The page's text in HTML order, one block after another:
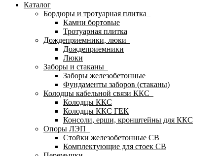
Каталог
Бордюры и тротуарная плитка
Камни бортовые
Тротуарная плитка
Дождеприемники, люки
Дождеприемники
Люки
Заборы и стаканы
Заборы железобетонные
Фундаменты заборов (стаканы)
Колодцы кабельной связи ККС
Колодцы ККС
Колодцы ККС ГЕК
Консоли, ерши, кронштейны для ККС
Опоры ЛЭП
Стойки железобетонные СВ
Комплектующие для стоек СВ